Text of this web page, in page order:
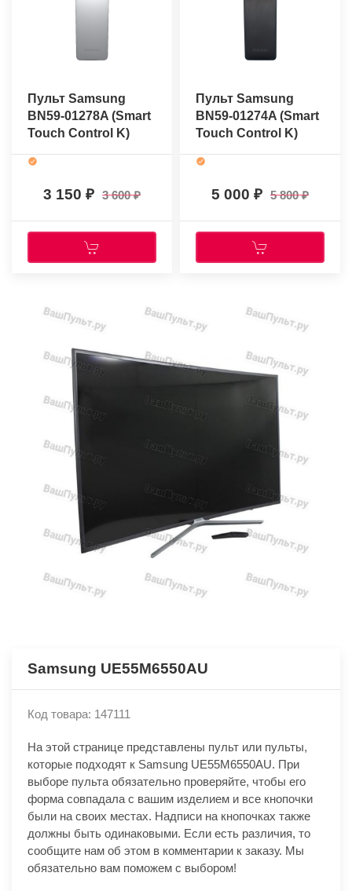
Пульт Samsung
BN59-01278A (Smart
Touch Control K)
3 150 3 600
Пульт Samsung
BN59-01274A (Smart
Touch Control K)
5 000 5 800
Samsung UE55M6550AU
Код товара: 147111
На этой странице представлены пульт или пульты,
которые подходят к Samsung UE55M6550AU. При
выборе пульта обязательно проверяйте, чтобы его
форма совпадала с вашим изделием и все кнопочки
были на своих местах. Надписи на кнопочках также
должны быть одинаковыми. Если есть различия, то
сообщите нам об этом в комментарии к заказу. Мы
обязательно вам поможем с выбором!